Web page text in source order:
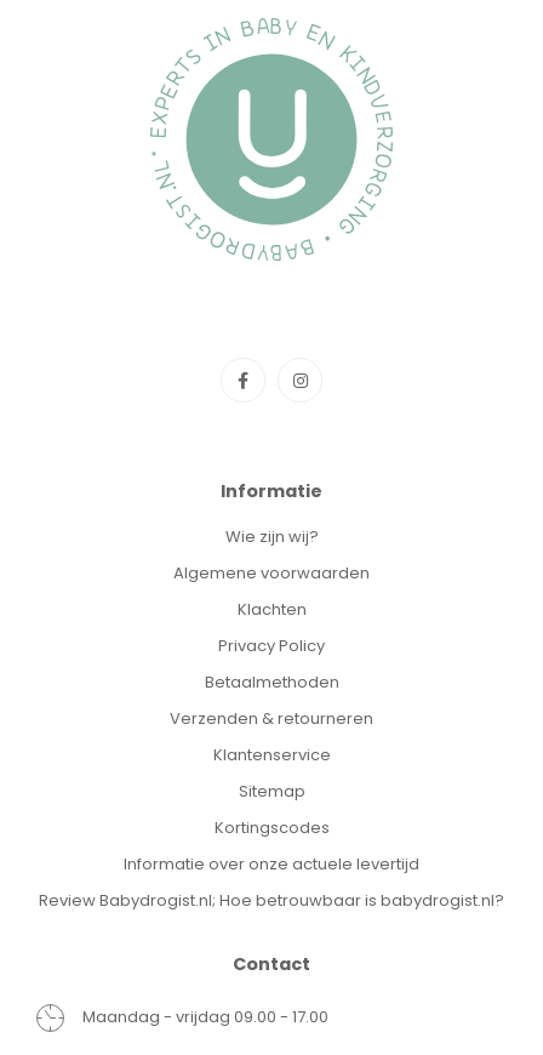
Informatie
Wie zijn wij?
Algemene voorwaarden
Klachten
Privacy Policy
Betaalmethoden
Verzenden & retourneren
Klantenservice
Sitemap
Kortingscodes
Informatie over onze actuele levertijd
Review Babydrogist.nl; Hoe betrouwbaar is babydrogist.nl?
Contact
Maandag - vrijdag 09.00 - 17.00